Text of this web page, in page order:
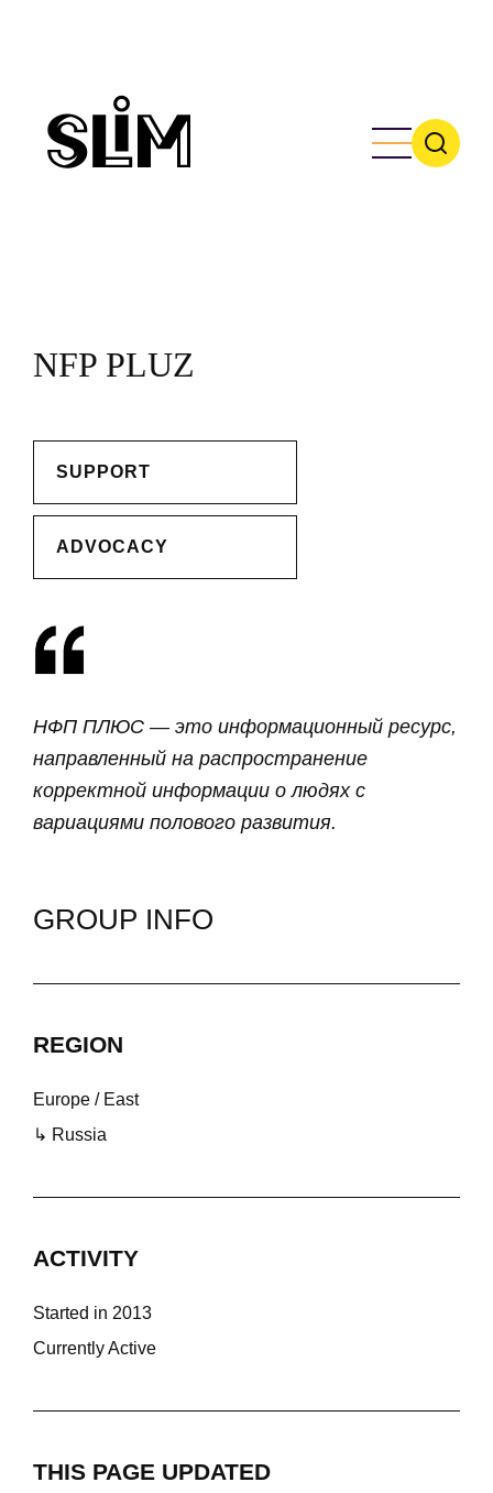
content
NFP PLUZ
SUPPORT
ADVOCACY
НФП ПЛЮС — это информационный ресурс,
направленный на распространение
корректной информации о людях с
вариациями полового развития.
GROUP INFO
REGION
Europe / East
↳ Russia
ACTIVITY
Started in 2013
Currently Active
THIS PAGE UPDATED